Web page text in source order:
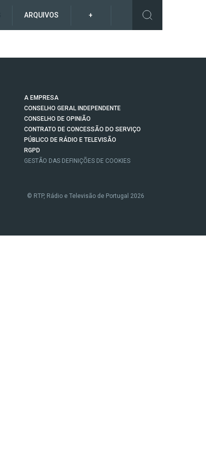
ARQUIVOS +
A EMPRESA
CONSELHO GERAL INDEPENDENTE
CONSELHO DE OPINIÃO
CONTRATO DE CONCESSÃO DO SERVIÇO
PÚBLICO DE RÁDIO E TELEVISÃO
RGPD
GESTÃO DAS DEFINIÇÕES DE COOKIES
© RTP, Rádio e Televisão de Portugal 2026